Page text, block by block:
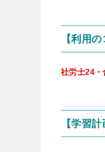
【利用
社労士24・
【学習